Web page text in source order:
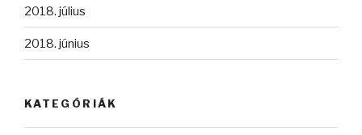
2018. július
2018. június
KATEGÓRIÁK